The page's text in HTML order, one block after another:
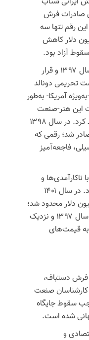
سال ۱۳۹۱، ارزش صادرات فرش
این رقم تنها سه
سال ۱۳۹۴ به ۲۹۰ میلیون دلار کاهش
آزاد بود.
با خروج ایالات متحده از برجام در سال ۱۳۹۷ و قرار
تحریمی دونالد
آمریکا- به‌طور
این هنر-صنعت
دیرینه به زیر ۱۰۰ میلیون دلار سقوط کرد. در سال ۱۳۹۸
صادر شد؛ رقمی که
فاجعه‌آمیز
ناکارآمدی‌ها و
موانع داخلی، وضعیت را وخیم‌تر کرد. در سال ۱۴۰۱
دستباف به ۵۰.۷ میلیون دلار محدود شد؛
یعنی کاهشی ۷۸ درصدی نسبت به سال ۱۳۹۷ و نزدیک
درصد نسبت به سال ۱۳۷۳ (به قیمت‌های
دستباف،
صنعت
اصلی موجب سقوط جایگاه
شده است.
و